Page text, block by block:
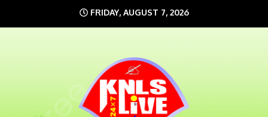
to
FRIDAY, AUGUST 7, 2026